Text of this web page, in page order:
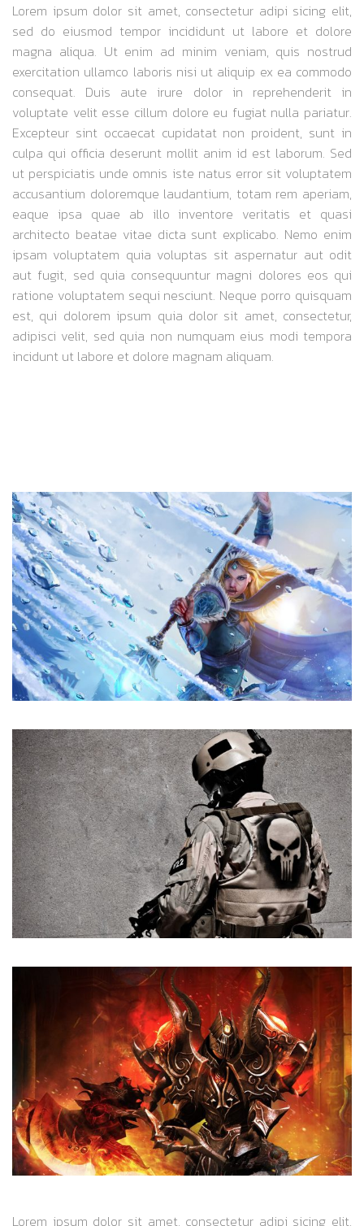
Lorem ipsum dolor sit amet, consectetur adipi sicing elit,
sed do eiusmod tempor incididunt ut labore et dolore
magna aliqua. Ut enim ad minim veniam, quis nostrud
exercitation ullamco laboris nisi ut aliquip ex ea commodo
consequat. Duis aute irure dolor in reprehenderit in
voluptate velit esse cillum dolore eu fugiat nulla pariatur.
Excepteur sint occaecat cupidatat non proident, sunt in
culpa qui officia deserunt mollit anim id est laborum. Sed
ut perspiciatis unde omnis iste natus error sit voluptatem
accusantium doloremque laudantium, totam rem aperiam,
eaque ipsa quae ab illo inventore veritatis et quasi
architecto beatae vitae dicta sunt explicabo. Nemo enim
ipsam voluptatem quia voluptas sit aspernatur aut odit
aut fugit, sed quia consequuntur magni dolores eos qui
ratione voluptatem sequi nesciunt. Neque porro quisquam
est, qui dolorem ipsum quia dolor sit amet, consectetur,
adipisci velit, sed quia non numquam eius modi tempora
incidunt ut labore et dolore magnam aliquam.
Lorem ipsum dolor sit amet, consectetur adipi sicing elit,